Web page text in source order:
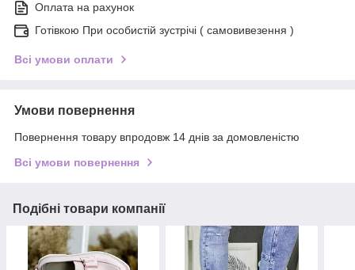
Оплата на рахунок
Готівкою При особистій зустрічі ( самовивезення )
Всі умови оплати
Умови повернення
Повернення товару впродовж 14 днів за домовленістю
Всі умови повернення
Подібні товари компанії